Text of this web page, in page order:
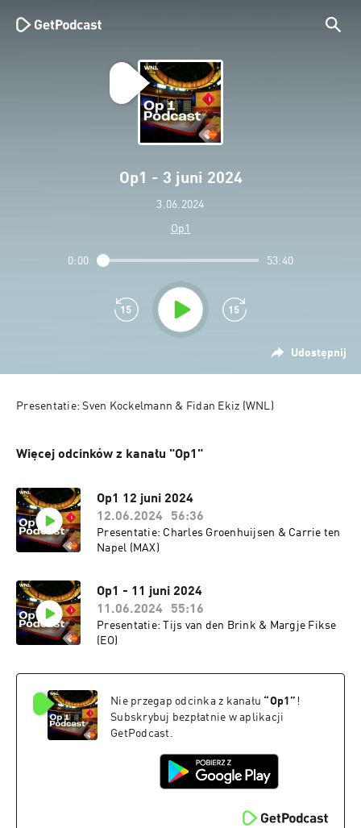
Op1 - 3 juni 2024
3.06.2024
Op1
Udostępnij
0:00 53:40
Presentatie: Sven Kockelmann & Fidan Ekiz (WNL)
Więcej odcinków z kanału "Op1"
Op1 12 juni 2024
12.06.2024
56:36
Presentatie: Charles Groenhuijsen & Carrie ten
Napel (MAX)
Op1 - 11 juni 2024
11.06.2024
55:16
Presentatie: Tijs van den Brink & Margje Fikse
(EO)
Nie przegap odcinka z kanału “Op1 ” !
Subskrybuj bezpłatnie w aplikacji
GetPodcast.